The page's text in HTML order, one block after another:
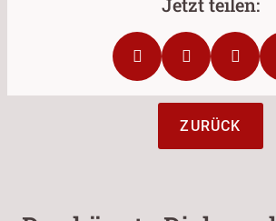
ZURÜCK